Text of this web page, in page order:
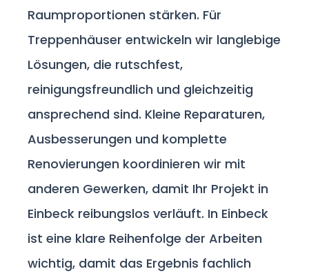
Raumproportionen stärken. Für
Treppenhäuser entwickeln wir langlebige
Lösungen, die rutschfest,
reinigungsfreundlich und gleichzeitig
ansprechend sind. Kleine Reparaturen,
Ausbesserungen und komplette
Renovierungen koordinieren wir mit
anderen Gewerken, damit Ihr Projekt in
Einbeck reibungslos verläuft. In Einbeck
ist eine klare Reihenfolge der Arbeiten
wichtig, damit das Ergebnis fachlich